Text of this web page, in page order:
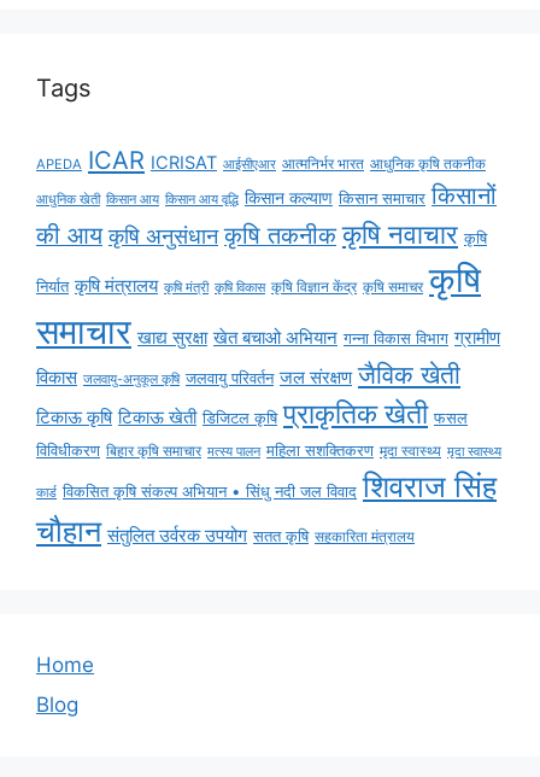
Tags
APEDA ICAR ICRISAT आईसीएआर आत्मनिर्भर भारत आधुनिक कृषि तकनीक
आधुनिक खेती किसान आय किसान आय वृद्धि किसान कल्याण किसान समाचार किसानों
की आय कृषि अनुसंधान कृषि तकनीक कृषि नवाचार कृषि
निर्यात कृषि मंत्रालय कृषि मंत्री कृषि विकास कृषि विज्ञान केंद्र कृषि समाचर कृषि
समाचार खाद्य सुरक्षा खेत बचाओ अभियान गन्ना विकास विभाग ग्रामीण
विकास जलवायु-अनुकूल कृषि जलवायु परिवर्तन जल संरक्षण जैविक खेती
टिकाऊ कृषि टिकाऊ खेती डिजिटल कृषि प्राकृतिक खेती फसल
विविधीकरण बिहार कृषि समाचार मत्स्य पालन महिला सशक्तिकरण मृदा स्वास्थ्य मृदा स्वास्थ्य
कार्ड विकसित कृषि संकल्प अभियान • सिंधु नदी जल विवाद शिवराज सिंह
चौहान संतुलित उर्वरक उपयोग सतत कृषि सहकारिता मंत्रालय
Home
Blog